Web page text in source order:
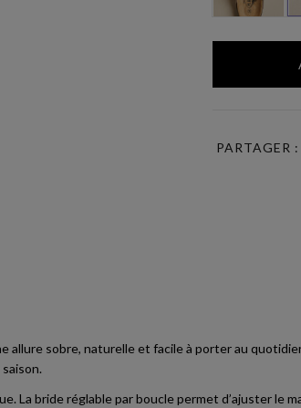
PARTAGER :
allure sobre, naturelle et facile à porter au
La bride réglable par boucle permet d’ajuster le